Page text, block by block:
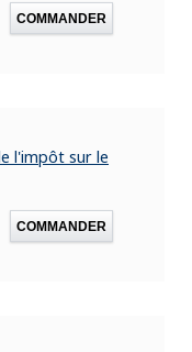
COMMANDER
l'impôt sur le
COMMANDER